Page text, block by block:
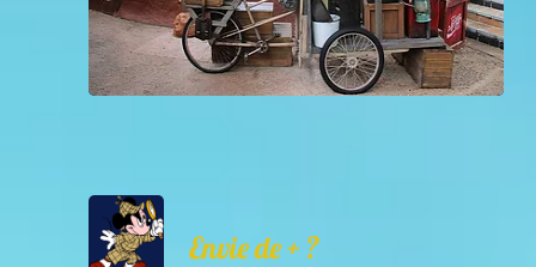
Envie de + ?